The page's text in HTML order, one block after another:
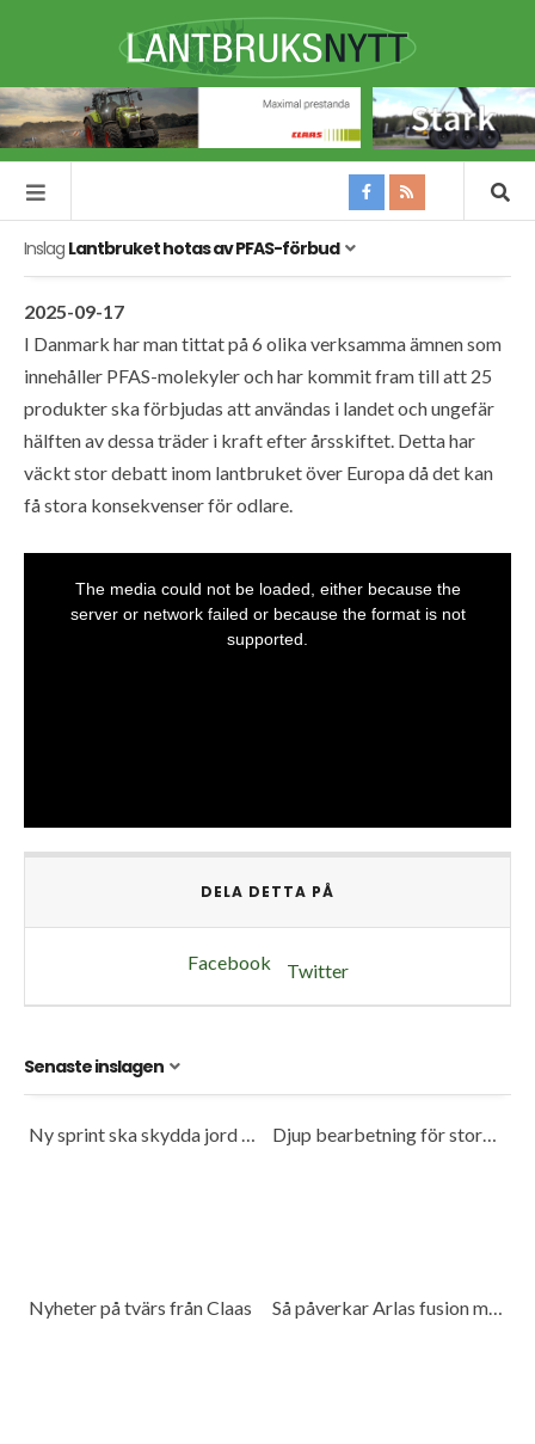
Inslag Lantbruket hotas av PFAS-förbud
2025-09-17
I Danmark har man tittat på 6 olika verksamma ämnen som
innehåller PFAS-molekyler och har kommit fram till att 25
produkter ska förbjudas att användas i landet och ungefär
hälften av dessa träder i kraft efter årsskiftet. Detta har
väckt stor debatt inom lantbruket över Europa då det kan
få stora konsekvenser för odlare.
DELA DETTA PÅ
Facebook Twitter
Senaste inslagen
Nyheter på tvärs från Claas Så påverkar Arlas fusion med DMK mjölkproducenter